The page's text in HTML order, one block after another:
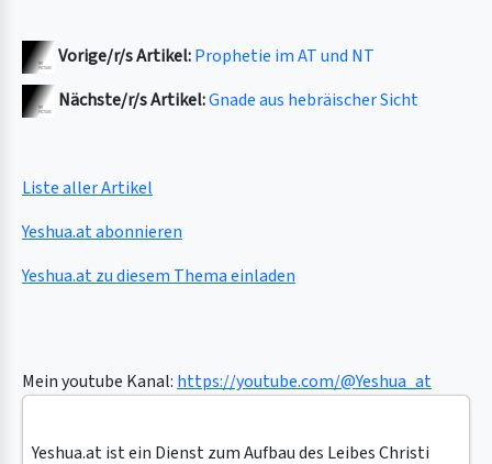
Vorige/r/s Artikel:Prophetie im AT und NT
Nächste/r/s Artikel:Gnade aus hebräischer Sicht
Liste aller Artikel
Yeshua.at abonnieren
Yeshua.at zu diesem Thema einladen
Mein youtube Kanal: https://youtube.com/@Yeshua_at
Yeshua.at ist ein Dienst zum Aufbau des Leibes Christi